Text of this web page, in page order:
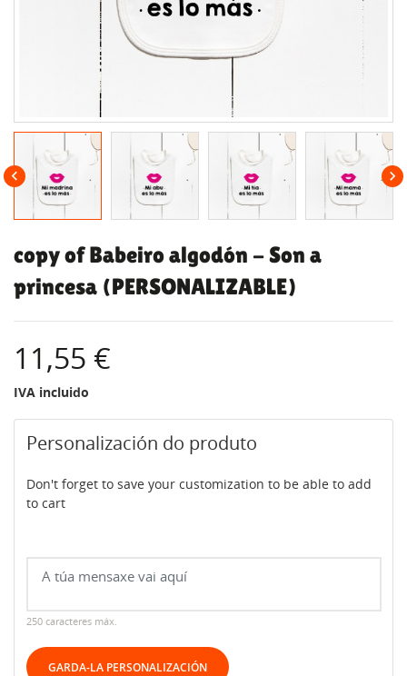
 
copy of Babeiro algodón - Son a
princesa (PERSONALIZABLE)
11,55 €
IVA incluido
Personalización do produto
Don't forget to save your customization to be able to add
to cart
250 caracteres máx.
GARDA-LA PERSONALIZACIÓN